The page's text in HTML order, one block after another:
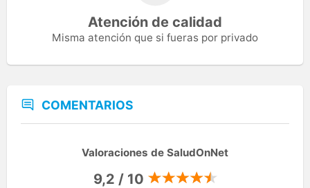
Atención de calidad
Misma atención que si fueras por privado
COMENTARIOS
Valoraciones de SaludOnNet
9,2 / 10